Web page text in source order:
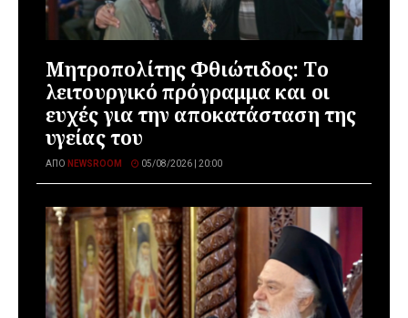
Μητροπολίτης Φθιώτιδος: Το
λειτουργικό πρόγραμμα και οι
ευχές για την αποκατάσταση της
υγείας του
ΑΠΌ NEWSROOM 05/08/2026 | 20:00